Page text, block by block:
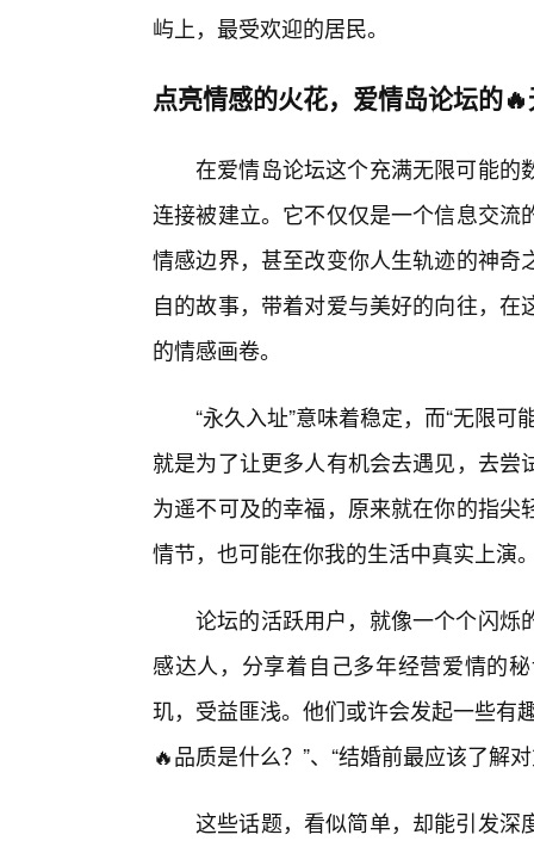
屿上，最受欢迎的居民。
点亮情感的火花，爱情岛论坛的
在爱情岛论坛这个充满无限可能的
连接被建立。它不仅仅是一个信息交
情感边界，甚至改变你人生轨迹的神
自的故事，带着对爱与美好的向往，
的情感画卷。
“永久入址”意味着稳定，而“无限
就是为了让更多人有机会去遇见，去
为遥不可及的幸福，原来就在你的指
情节，也可能在你我的生活中真实上演
论坛的活跃用户，就像一个个闪烁
感达人，分享着自己多年经营爱情的
玑，受益匪浅。他们或许会发起一些有
🔥品质是什么？”、“结婚前最应该了解
这些话题，看似简单，却能引发深